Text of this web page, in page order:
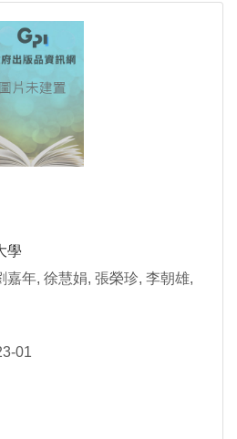
學
嘉年, 徐慧娟, 張榮珍, 李朝雄,
01